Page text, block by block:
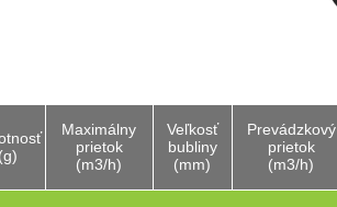
(g)
Maximálny
prietok
(m3/h)
Veľkosť
bubliny
(mm)
Prevádzkový
prietok
(m3/h)